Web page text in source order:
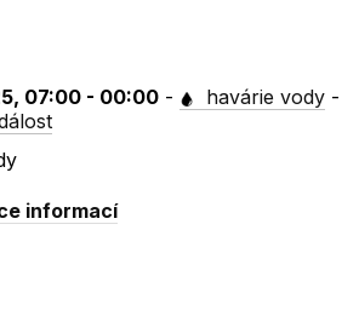
07:00 - 00:00 - havárie vody -
informací